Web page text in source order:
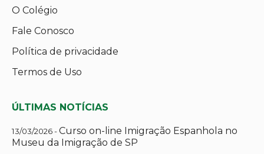
O Colégio
Fale Conosco
Política de privacidade
Termos de Uso
ÚLTIMAS NOTÍCIAS
13/03/2026 -Curso on-line Imigração Espanhola no
Museu da Imigração de SP